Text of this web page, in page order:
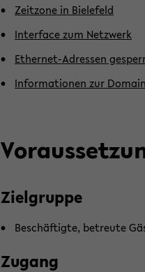
Zeit­zo­ne in Bie­le­feld
In­ter­face zum Netz­werk
Ethernet-​Adressen
In­for­ma­tio­nen zur
Ziel­grup­pe
Be­schäf­tig­te, be­treu­te
Zu­gang